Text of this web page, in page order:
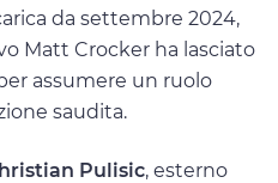
da settembre 2024,
Matt Crocker ha lasciato
assumere un ruolo
saudita.
Pulisic, esterno